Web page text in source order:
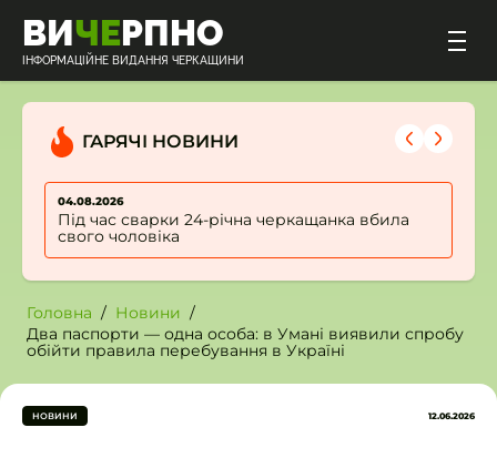
ВИЧЕРПНО
ІНФОРМАЦІЙНЕ ВИДАННЯ ЧЕРКАЩИНИ
ГАРЯЧІ НОВИНИ
04.08.2026
Під час сварки 24-річна черкащанка вбила
свого чоловіка
Головна
Новини
Два паспорти — одна особа: в Умані виявили спробу
обійти правила перебування в Україні
НОВИНИ 12.06.2026